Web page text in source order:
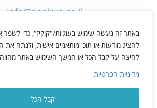
באתר זה נעשה שימוש בעוגיות/"קוקיז", כדי לשפר
להציג מודעות או תוכן מותאמים אישית, ולנתח
לחיצה על קבל הכל או המשך השימוש באתר
מדיניות הפרטיות
קבל הכל
info@papirus.co.il
הצהרת נגישות
תקנון
מדיניות פרטיות